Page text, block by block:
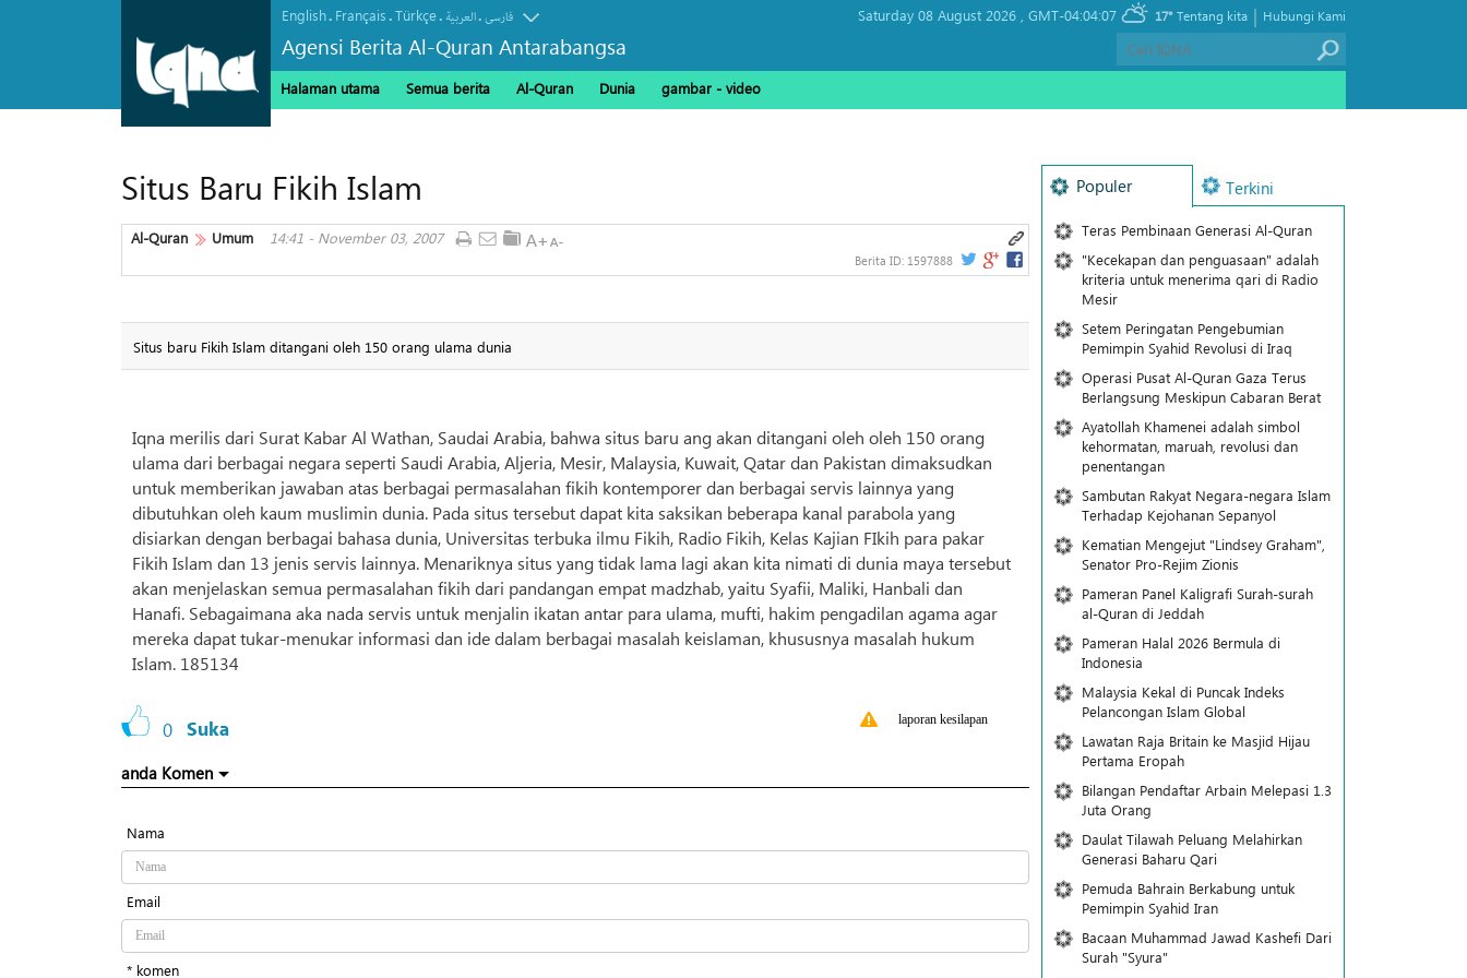
English. Français.Türkçe. العربیة.فارسی
Agensi Berita Al-Quran Antarabangsa
Saturday 08 August 2026 , GMT-04:04:07 17° Hubungi Kami
|
Tentang kita
Halaman utama Semua berita Al-Quran Dunia gambar - video
Situs Baru Fikih Islam
Al-Quran Umum 14:41 - November 03, 2007
Berita ID: 1597888
Situs baru Fikih Islam ditangani oleh 150 orang ulama dunia
Iqna merilis dari Surat Kabar Al Wathan, Saudai Arabia, bahwa situs baru ang akan ditangani oleh oleh 150 orang
ulama dari berbagai negara seperti Saudi Arabia, Aljeria, Mesir, Malaysia, Kuwait, Qatar dan Pakistan dimaksudkan
untuk memberikan jawaban atas berbagai permasalahan fikih kontemporer dan berbagai servis lainnya yang
dibutuhkan oleh kaum muslimin dunia. Pada situs tersebut dapat kita saksikan beberapa kanal parabola yang
disiarkan dengan berbagai bahasa dunia, Universitas terbuka ilmu Fikih, Radio Fikih, Kelas Kajian FIkih para pakar
Fikih Islam dan 13 jenis servis lainnya. Menariknya situs yang tidak lama lagi akan kita nimati di dunia maya tersebut
akan menjelaskan semua permasalahan fikih dari pandangan empat madzhab, yaitu Syafii, Maliki, Hanbali dan
Hanafi. Sebagaimana aka nada servis untuk menjalin ikatan antar para ulama, mufti, hakim pengadilan agama agar
mereka dapat tukar-menukar informasi dan ide dalam berbagai masalah keislaman, khususnya masalah hukum
Islam. 185134
0 Suka laporan kesilapan
anda Komen
Nama
Email
* komen
Populer Terkini
Teras Pembinaan Generasi Al-Quran
"Kecekapan dan penguasaan" adalah
kriteria untuk menerima qari di Radio
Mesir
Setem Peringatan Pengebumian
Pemimpin Syahid Revolusi di Iraq
Operasi Pusat Al-Quran Gaza Terus
Berlangsung Meskipun Cabaran Berat
Ayatollah Khamenei adalah simbol
kehormatan, maruah, revolusi dan
penentangan
Sambutan Rakyat Negara-negara Islam
Terhadap Kejohanan Sepanyol
Kematian Mengejut "Lindsey Graham",
Senator Pro-Rejim Zionis
Pameran Panel Kaligrafi Surah-surah
al-Quran di Jeddah
Pameran Halal 2026 Bermula di
Indonesia
Malaysia Kekal di Puncak Indeks
Pelancongan Islam Global
Lawatan Raja Britain ke Masjid Hijau
Pertama Eropah
Bilangan Pendaftar Arbain Melepasi 1.3
Juta Orang
Daulat Tilawah Peluang Melahirkan
Generasi Baharu Qari
Pemuda Bahrain Berkabung untuk
Pemimpin Syahid Iran
Bacaan Muhammad Jawad Kashefi Dari
Surah "Syura"